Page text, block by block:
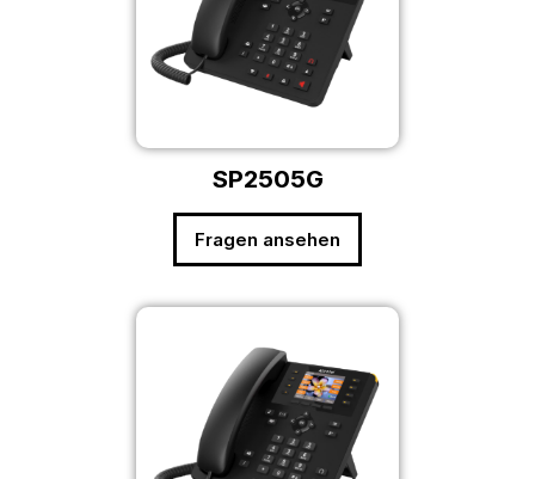
SP2505G
Fragen ansehen